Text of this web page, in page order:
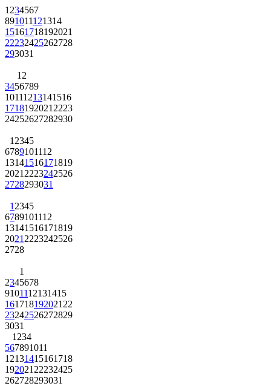
1 234567
891011121314
15161718192021
22232425262728
293031
1 2
3456789
10111213141516
1718192021 2223
24252627282930
1 2345
6789101112
13141516171819
2021 2223242526
2728293031
1 2345
6789101112
13141516171819
2021 2223242526
2728
1
2345678
9101112131415
161718192021 22
23242526272829
3031
1 234
567891011
12131415161718
192021 22232425
262728293031